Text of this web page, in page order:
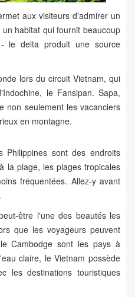
aux visiteurs d'admirer un
habitat qui fournit beaucoup
le delta produit une source
lors du circuit Vietnam, qui
le Fansipan. Sapa,
non seulement les vacanciers
en montagne.
sont des endroits
la plage, les plages tropicales
fréquentées. Allez-y avant
être l'une des beautés les
que les voyageurs peuvent
Cambodge sont les pays à
claire, le Vietnam possède
les destinations touristiques